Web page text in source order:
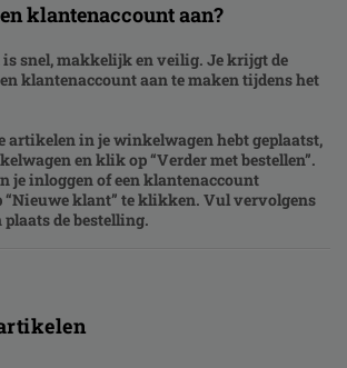
klantenaccount aan?
snel, makkelijk en veilig. Je krijgt de
klantenaccount aan te maken tijdens het
artikelen in je winkelwagen hebt geplaatst,
en klik op “Verder met bestellen”.
je inloggen of een klantenaccount
“Nieuwe klant” te klikken. Vul vervolgens
de bestelling.